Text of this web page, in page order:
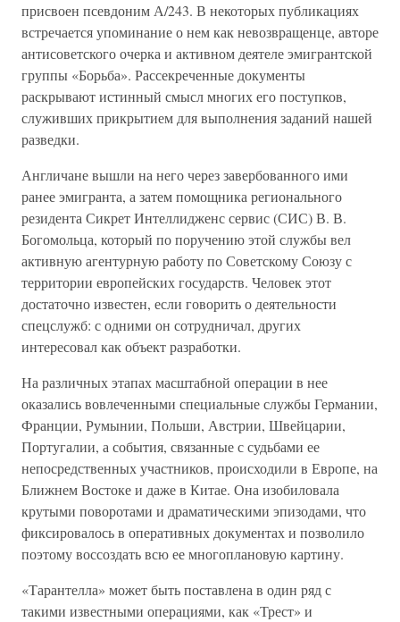
присвоен псевдоним А/243. В некоторых публикациях
встречается упоминание о нем как невозвращенце, авторе
антисоветского очерка и активном деятеле эмигрантской
группы «Борьба». Рассекреченные документы
раскрывают истинный смысл многих его поступков,
служивших прикрытием для выполнения заданий нашей
разведки.
Англичане вышли на него через завербованного ими
ранее эмигранта, а затем помощника регионального
резидента Сикрет Интеллидженс сервис (СИС) В. В.
Богомольца, который по поручению этой службы вел
активную агентурную работу по Советскому Союзу с
территории европейских государств. Человек этот
достаточно известен, если говорить о деятельности
спецслужб: с одними он сотрудничал, других
интересовал как объект разработки.
На различных этапах масштабной операции в нее
оказались вовлеченными специальные службы Германии,
Франции, Румынии, Польши, Австрии, Швейцарии,
Португалии, а события, связанные с судьбами ее
непосредственных участников, происходили в Европе, на
Ближнем Востоке и даже в Китае. Она изобиловала
крутыми поворотами и драматическими эпизодами, что
фиксировалось в оперативных документах и позволило
поэтому воссоздать всю ее многоплановую картину.
«Тарантелла» может быть поставлена в один ряд с
такими известными операциями, как «Трест» и